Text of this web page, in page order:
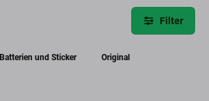
Filter
Batterien und Sticker Original